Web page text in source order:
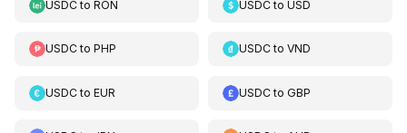
USDCto RON USDCtoUSD
USDCto PHP USDCtoVND
USDCto EUR USDCtoGBP